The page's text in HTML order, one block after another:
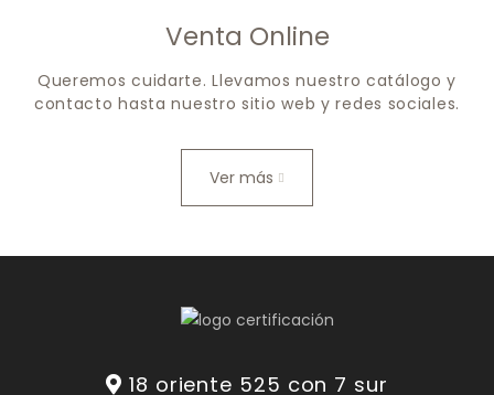
Venta Online
Queremos cuidarte. Llevamos nuestro catálogo y
contacto hasta nuestro sitio web y redes sociales.
Ver más
18 oriente 525 con 7 sur